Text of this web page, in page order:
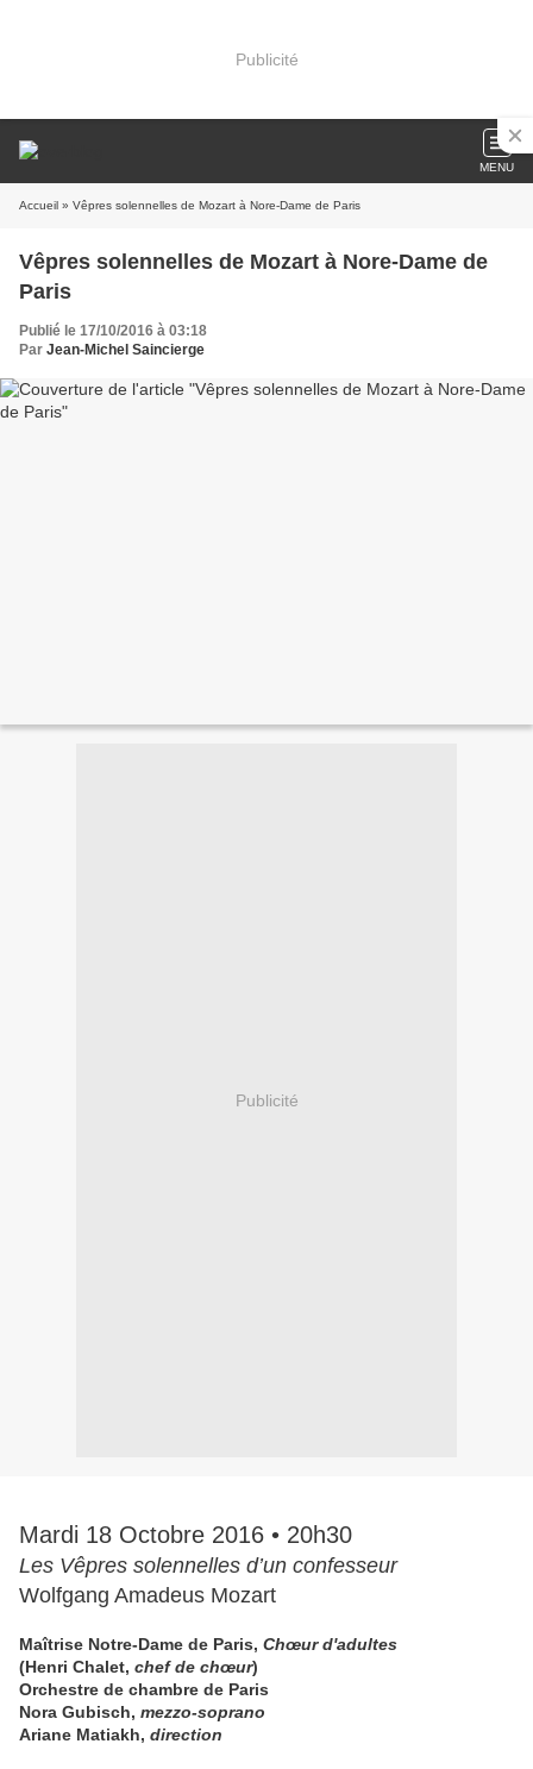
Publicité
MENU
Accueil » Vêpres solennelles de Mozart à Nore-Dame de Paris
Vêpres solennelles de Mozart à Nore-Dame de
Paris
Publié le 17/10/2016 à 03:18
Par Jean-Michel Saincierge
Publicité
Mardi 18 Octobre 2016 • 20h30
Les Vêpres solennelles d’un confesseur
Wolfgang Amadeus Mozart
Maîtrise Notre-Dame de Paris, Chœur d'adultes
(Henri Chalet, chef de chœur)
Orchestre de chambre de Paris
Nora Gubisch, mezzo-soprano
Ariane Matiakh, direction